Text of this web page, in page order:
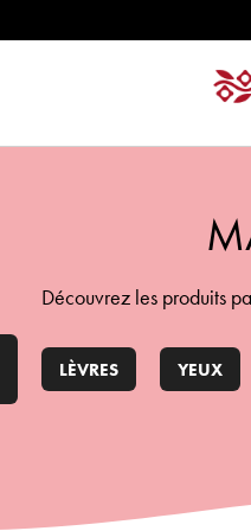
Découvrez les produits
LÈVRES YEUX